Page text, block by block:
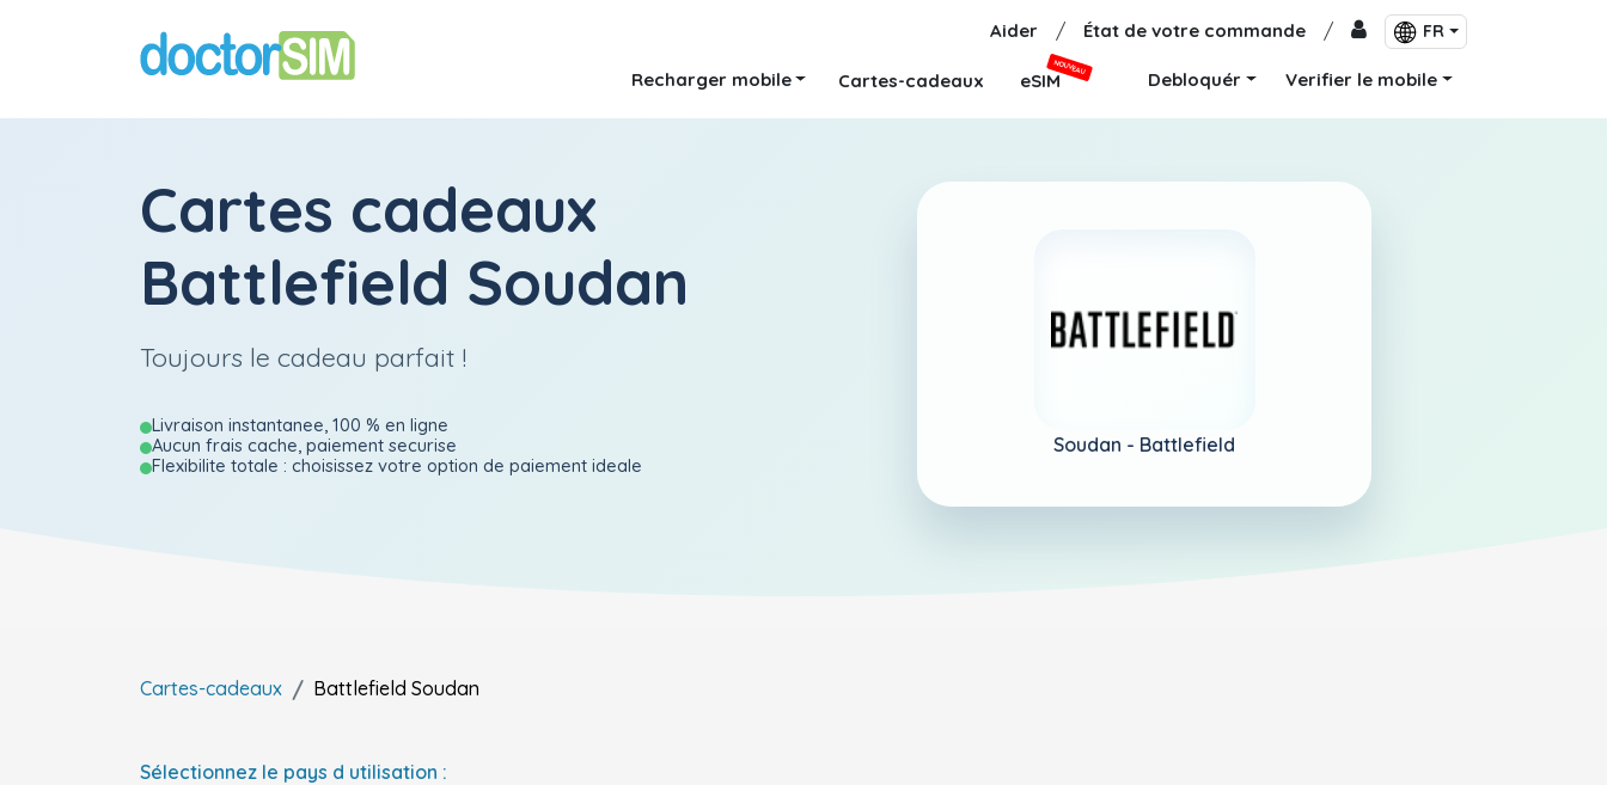
Aider / État de votre commande / FR
Recharger mobile Cartes-cadeaux eSIM
NOUVEAU
Debloquér Verifier le mobile
Cartes cadeaux
Battlefield Soudan
Toujours le cadeau parfait !
Livraison instantanee, 100 % en ligne
Aucun frais cache, paiement securise
Flexibilite totale : choisissez votre option de paiement ideale
Soudan - Battlefield
Cartes-cadeaux Battlefield Soudan
Sélectionnez le pays d utilisation :